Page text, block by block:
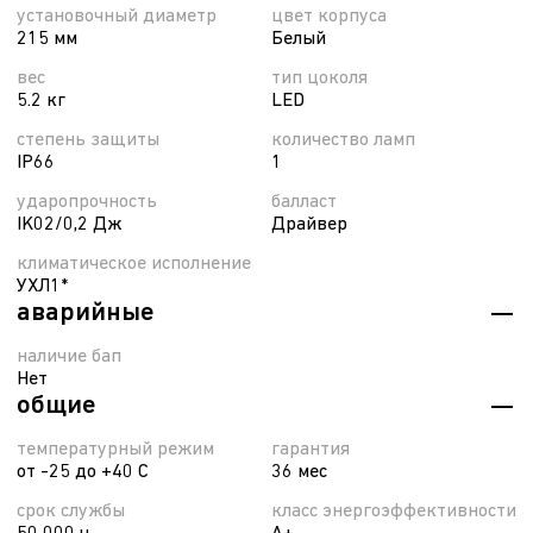
установочный диаметр
215 мм
вес
5.2 кг
степень защиты
IP66
ударопрочность
IK02/0,2 Дж
климатическое исполнение
УХЛ1*
цвет корпуса
Белый
тип цоколя
LED
количество ламп
1
балласт
Драйвер
аварийные
наличие бап
Нет
общие
температурный режим
от -25 до +40 С
срок службы
гарантия
36 мес
класс энергоэффективности